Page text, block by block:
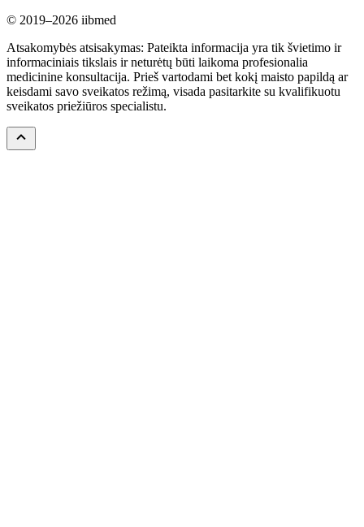
© 2019–2026 iibmed
Atsakomybės atsisakymas: Pateikta informacija yra tik švietimo ir
informaciniais tikslais ir neturėtų būti laikoma profesionalia
medicinine konsultacija. Prieš vartodami bet kokį maisto papildą ar
keisdami savo sveikatos režimą, visada pasitarkite su kvalifikuotu
sveikatos priežiūros specialistu.